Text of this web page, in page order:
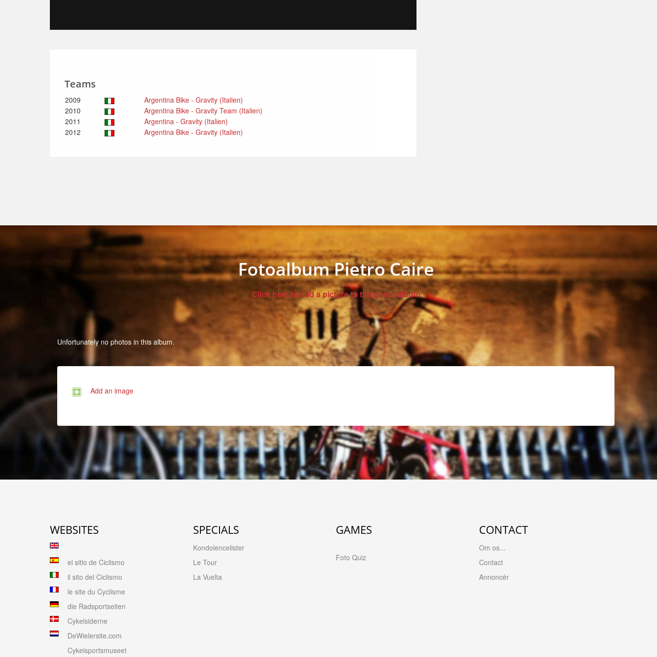
Teams
2009
Argentina Bike - Gravity (Italien)
2010
Argentina Bike - Gravity Team (Italien)
2011
Argentina - Gravity (Italien)
2012
Argentina Bike - Gravity (Italien)
Fotoalbum Pietro Caire
Click here to add a picture to the photo album
Unfortunately no photos in this album.
Add an image
WEBSITES
el sitio de Ciclismo
il sito del Ciclismo
le site du Cyclisme
die Radsportseiten
Cykelsiderne
DeWielersite.com
Cykelsportsmuseet
SPECIALS
Kondolencelister
Le Tour
La Vuelta
GAMES
Foto Quiz
CONTACT
Om os...
Contact
Annoncér